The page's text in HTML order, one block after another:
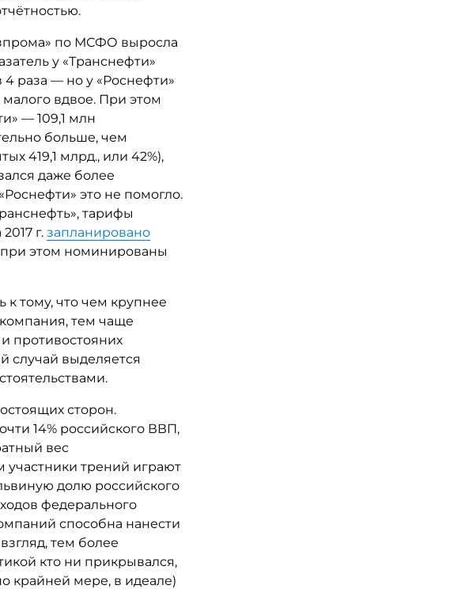
по МСФО выросла
у «Транснефти»
4 раза — но у «Роснефти»
вдвое. При этом
— 109,1 млн
больше, чем
419,1 млрд., или 42%),
даже более
это не помогло.
тарифы
г.запланировано
этом номинированы
тому, что чем крупнее
компания, тем чаще
противостояних
случай выделяется
сторон.
14% российского ВВП,
вес
участники трений играют
долю российского
федерального
способна нанести
тем более
кто ни прикрывался,
крайней мере, в идеале)